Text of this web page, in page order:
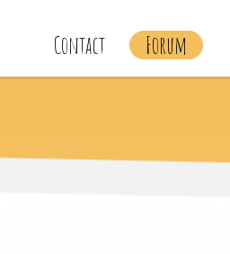
Contact Forum